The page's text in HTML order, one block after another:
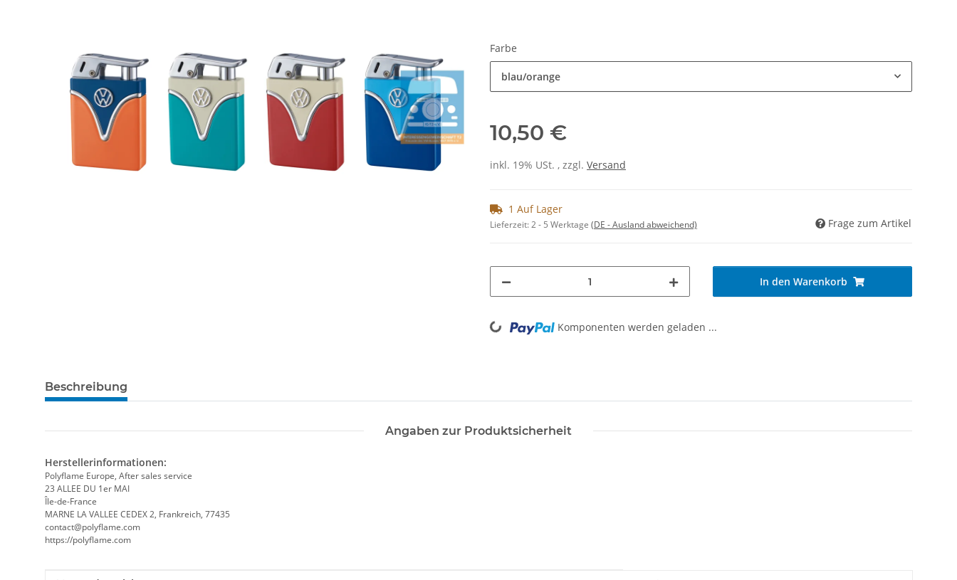
Farbe
blau/orange
10,50 €
inkl. 19% USt. , zzgl. Versand
1 Auf Lager
Lieferzeit:2 - 5 Werktage (DE - Ausland abweichend) Frage zum Artikel
In den Warenkorb
Loading... Komponenten werden geladen ...
Beschreibung
Angaben zur Produktsicherheit
Herstellerinformationen:
Polyflame Europe, After sales service
23 ALLEE DU 1er MAI
Île-de-France
MARNE LA VALLEE CEDEX 2, Frankreich, 77435
contact@polyflame.com
https://polyflame.com